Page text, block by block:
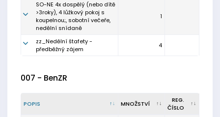
SO-NE 4x dospělý (nebo dítě
>3roky), 4 lůžkový pokoj s
koupelnou;, sobotní večeře,
nedělní snídaně
1
zz_Nedělní štafety -
předběžný zájem
4
007 - BenZR
POPIS MNOŽSTVÍ
REG.
ČÍSLO